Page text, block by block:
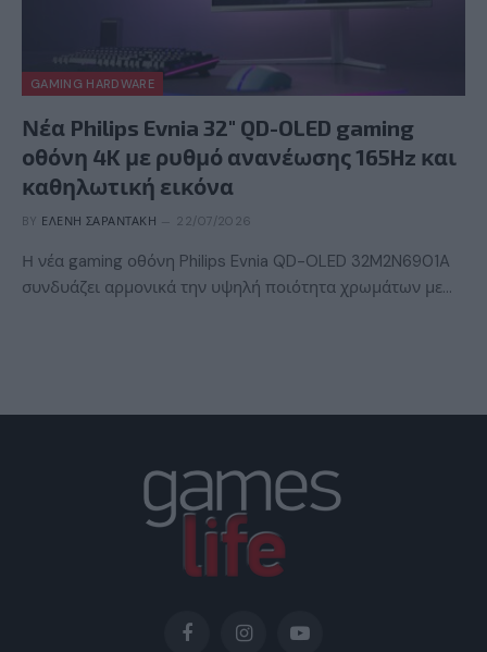
GAMING HARDWARE
Νέα Philips Evnia 32″ QD-OLED gaming
οθόνη 4K με ρυθμό ανανέωσης 165Hz και
καθηλωτική εικόνα
BY ΕΛΈΝΗ ΣΑΡΑΝΤΆΚΗ 22/07/2026
Η νέα gaming οθόνη Philips Evnia QD-OLED 32M2N6901A
συνδυάζει αρμονικά την υψηλή ποιότητα χρωμάτων με…
FacebookInstagramYouTube